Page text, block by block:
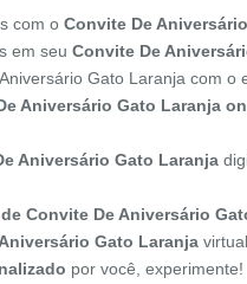
com o Convite De
em seu Convite De
Gato Laranja com o
Aniversário Gato Laranja
Aniversário Gato Laranja
Convite De Aniversário
Gato Laranja
por você, experimente!